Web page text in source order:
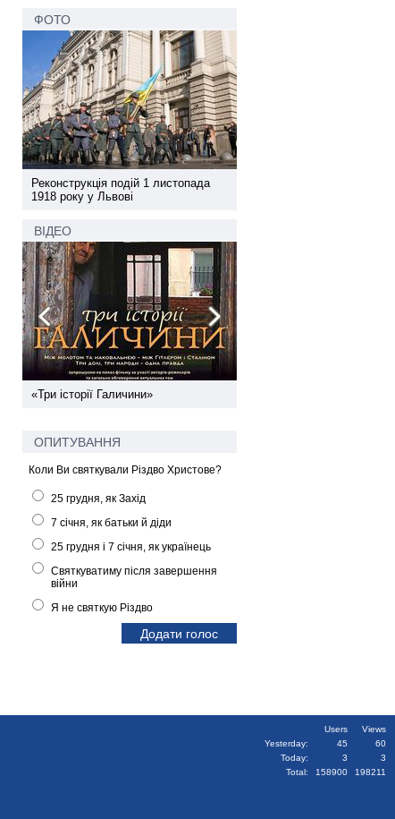
ФОТО
Реконструкція подій 1 листопада
1918 року у Львові
ВІДЕО
«Три історії Галичини»
ОПИТУВАННЯ
Коли Ви святкували Різдво Христове?
25 грудня, як Захід
7 січня, як батьки й діди
25 грудня і 7 січня, як українець
Святкуватиму після завершення
війни
Я не святкую Різдво
Users
Views
Yesterday:
45
60
Today:
3
3
Total:
158900 198211